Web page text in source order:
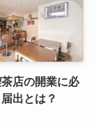
店の開業に必
出とは？